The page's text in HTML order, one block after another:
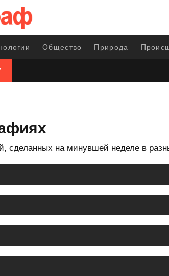
Общество Природа
сделанных на минувшей неделе в